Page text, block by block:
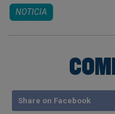
NOTICIA
Share on Facebook